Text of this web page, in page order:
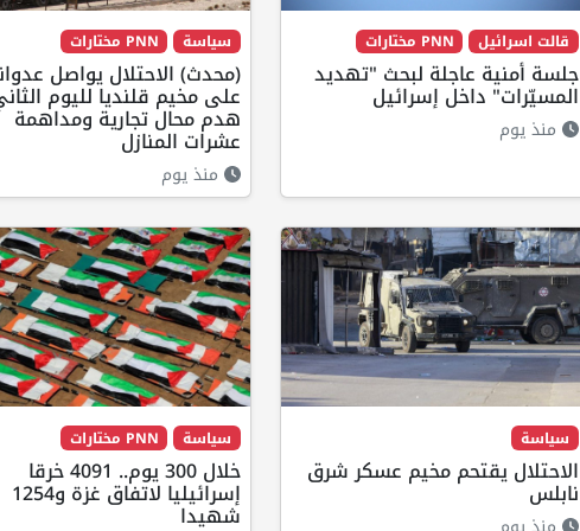
قالت اسرائيل PNN مختارات
جلسة أمنية عاجلة لبحث "تهديد
المسيّرات" داخل إسرائيل
منذ يوم
سياسة PNN مختارات
(محدث) الاحتلال يواصل
على مخيم قلنديا لليوم
هدم محال تجارية ومداهمة
عشرات المنازل
منذ يوم
سياسة
الاحتلال يقتحم مخيم عسكر شرق
نابلس
سياسة PNN مختارات
خلال 300 يوم.. 4091 خرقا
إسرائيليا لاتفاق غزة و1254
شهيدا